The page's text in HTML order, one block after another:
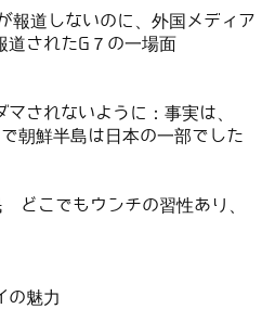
報道しないのに、外国メディア
道されたG７の一場面
マされないように：事実は、
朝鮮半島は日本の一部でした
どこでもウンチの習性あり、
の魅力